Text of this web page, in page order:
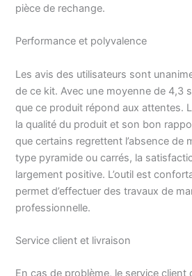
pression à
de 9,5
est conçu
amateurs
pièce de rechange.
Performance et polyvalence
Les avis des utilisateurs sont
de ce kit. Avec une moyenne de 4,3
que ce produit répond aux attentes.
la qualité du produit et son bon
que certains regrettent l’absence de
type pyramide ou carrés, la
largement positive. L’outil est
permet d’effectuer des travaux de
professionnelle.
Service client et livraison
En cas de problème, le service client